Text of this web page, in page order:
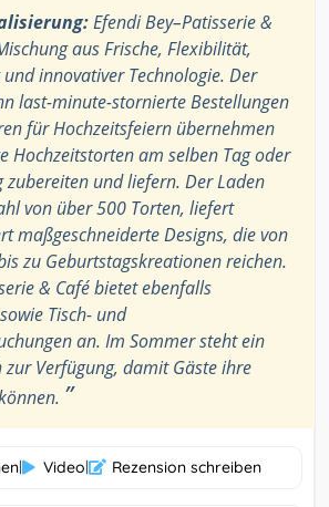
Efendi Bey–Patisserie &
aus Frische, Flexibilität,
innovativer Technologie. Der
last-minute-stornierte Bestellungen
für Hochzeitsfeiern übernehmen
Hochzeitstorten am selben Tag oder
zubereiten und liefern. Der Laden
von über 500 Torten, liefert
maßgeschneiderte Designs, die von
zu Geburtstagskreationen reichen.
& Café bietet ebenfalls
Tisch- und
an. Im Sommer steht ein
zur Verfügung, damit Gäste ihre
”
| Video| Rezension schreiben